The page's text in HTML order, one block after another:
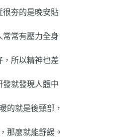
很夯的是晚安貼
常常有壓力全身
，所以精神也差
發就發現人體中
的就是後頸部，
那麼就能舒緩。